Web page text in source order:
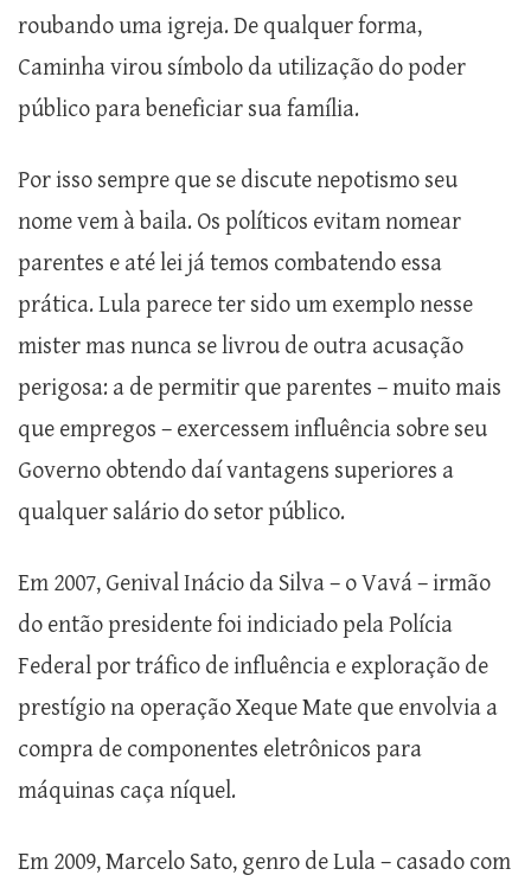
roubando uma igreja. De qualquer forma,
Caminha virou símbolo da utilização do poder
público para beneficiar sua família.
Por isso sempre que se discute nepotismo seu
nome vem à baila. Os políticos evitam nomear
parentes e até lei já temos combatendo essa
prática. Lula parece ter sido um exemplo nesse
mister mas nunca se livrou de outra acusação
perigosa: a de permitir que parentes – muito mais
que empregos – exercessem influência sobre seu
Governo obtendo daí vantagens superiores a
qualquer salário do setor público.
Em 2007, Genival Inácio da Silva – o Vavá – irmão
do então presidente foi indiciado pela Polícia
Federal por tráfico de influência e exploração de
prestígio na operação Xeque Mate que envolvia a
compra de componentes eletrônicos para
máquinas caça níquel.
Em 2009, Marcelo Sato, genro de Lula – casado com